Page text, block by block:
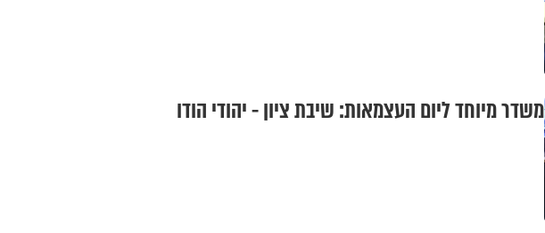
משדר מיוחד ליום העצמאות: שיבת ציון - יהודי הודו